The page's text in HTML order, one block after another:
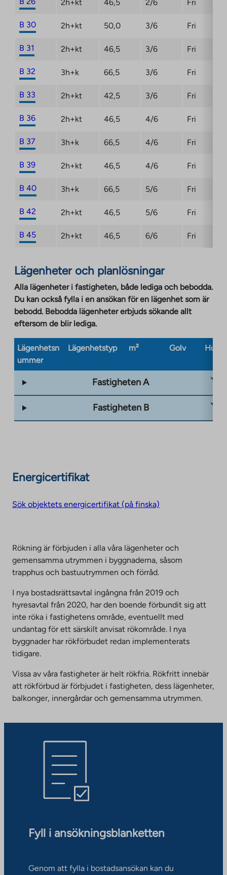
2h+kt 46,5 2/6 Fri
B 30 2h+kt 50,0 3/6 Fri
B 31 2h+kt 46,5 3/6 Fri
B 32 3h+k 66,5 3/6 Fri
B 33 2h+kt 42,5 3/6 Fri
B 36 2h+kt 46,5 4/6 Fri
B 37 3h+k 66,5 4/6 Fri
B 39 2h+kt 46,5 4/6 Fri
B 40 3h+k 66,5 5/6 Fri
B 42 2h+kt 46,5 5/6 Fri
B 45 2h+kt 46,5 6/6 Fri
Lägenheter och planlösningar
Alla lägenheter i fastigheten, både lediga och bebodda.
Du kan också fylla i en ansökan för en lägenhet som är
bebodd. Bebodda lägenheter erbjuds sökande allt
eftersom de blir lediga.
Lägenhetsn
ummer
Lägenhetstyp m² Golv
Fastigheten A
Fastigheten B
Energicertifikat
Sök objektets energicertifikat (på finska)
Rökning är förbjuden i alla våra lägenheter och
gemensamma utrymmen i byggnaderna, såsom
trapphus och bastuutrymmen och förråd.
I nya bostadsrättsavtal ingångna från 2019 och
hyresavtal från 2020, har den boende förbundit sig att
inte röka i fastighetens område, eventuellt med
undantag för ett särskilt anvisat rökområde. I nya
byggnader har rökförbudet redan implementerats
tidigare.
Vissa av våra fastigheter är helt rökfria. Rökfritt innebär
att rökförbud är förbjudet i fastigheten, dess lägenheter,
balkonger, innergårdar och gemensamma utrymmen.
Fyll i ansökningsblanketten
Genom att fylla i bostadsansökan kan du